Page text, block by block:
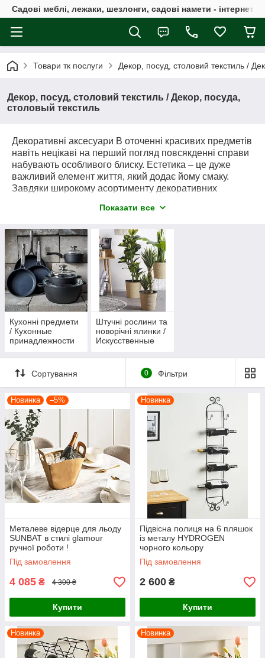
Садові меблі, лежаки, шезлонги, садові намети - інтернет-
Товари тк послуги Декор, посуд, столовий текстиль /
Декор, посуд, столовий текстиль / Декор, посуда,
столовый текстиль
Декоративні аксесуари В оточенні красивих предметів
навіть нецікаві на перший погляд повсякденні справи
набувають особливого блиску. Естетика – це дуже
важливий елемент життя, який додає йому смаку.
Завдяки широкому асортименту декоративних
прекрасний храм, порадуєте своїх гостей і принесете
Показати все
Кухонні предмети
/ Кухонные
принадлежности
Штучні рослини та
новорічні ялинки /
Искусственные
новогодние елки
Сортування
0 Фільтри
Новинка –5%
Металеве відерце для льоду
SUNBAT в стилі glamour
ручної роботи !
Під замовлення
4 085 ₴ 4 300 ₴
Купити
Новинка
Підвісна полиця на 6 пляшок
із металу HYDROGEN
чорного кольору
Під замовлення
2 600 ₴
Купити
Новинка Новинка